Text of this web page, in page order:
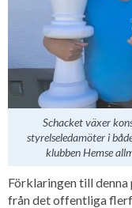
Schacket växer
styrelseledamöter i
klubben Hemse
Förklaringen till
från det offentliga